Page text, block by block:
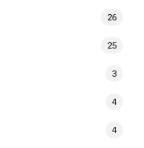
26
25
3
4
4